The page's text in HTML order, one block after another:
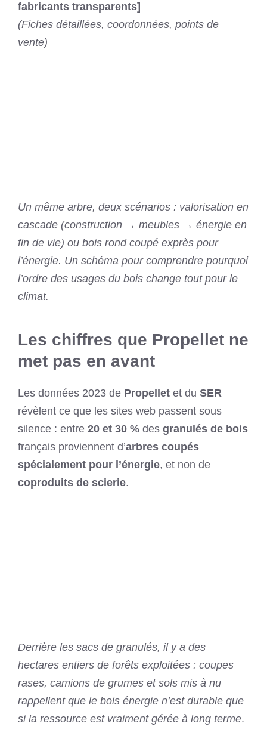
fabricants transparents]
(Fiches détaillées, coordonnées, points de
vente)
Un même arbre, deux scénarios : valorisation en
cascade (construction → meubles → énergie en
fin de vie) ou bois rond coupé exprès pour
l’énergie. Un schéma pour comprendre pourquoi
l’ordre des usages du bois change tout pour le
climat.
Les chiffres que Propellet ne
met pas en avant
Les données 2023 de Propellet et du SER
révèlent ce que les sites web passent sous
silence : entre 20 et 30 % des granulés de bois
français proviennent d’arbres coupés
spécialement pour l’énergie, et non de
coproduits de scierie.
Derrière les sacs de granulés, il y a des
hectares entiers de forêts exploitées : coupes
rases, camions de grumes et sols mis à nu
rappellent que le bois énergie n’est durable que
si la ressource est vraiment gérée à long terme.